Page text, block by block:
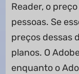
Reader, o
pessoas. Se
preços dessas
planos. O
enquanto o